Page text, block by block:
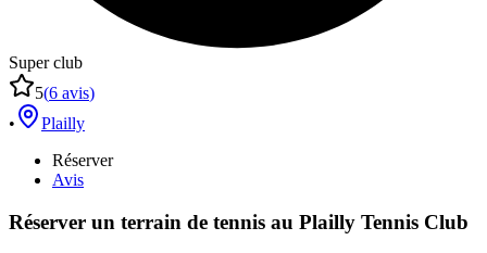
Super club
5(6 avis)
•
Plailly
Réserver
Avis
Réserver un terrain de tennis au Plailly Tennis Club